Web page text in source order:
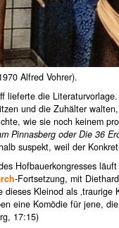
Alfred Vohrer).
lieferte die
und die Zuhälter
wie sie noch keinem
Pinnasberg oder Die 36
suspekt, weil der
Hofbauerkongresses läuft
-Fortsetzung, mit
Kleinod als ‚traurige
eine Komödie für jene,
17:15)